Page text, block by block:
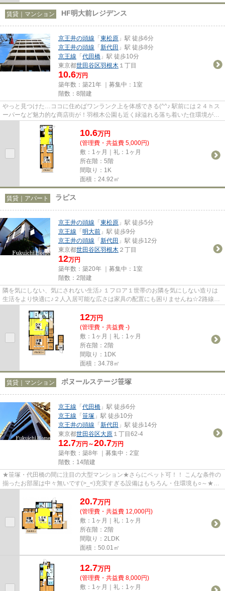
賃貸｜マンション HF明大前レジデンス
京王井の頭線 「東松原 」駅 徒歩6分
京王井の頭線 「新代田 」駅 徒歩8分
京王線 「代田橋 」駅 徒歩10分
東京都世田谷区羽根木 １丁目
10.6万円
築年数：築21年 ｜募集中： 1室
階数：8階建
やっと見つけた…ココに住めばワンランク上を体感できる(^^♪ 駅前には２４ｈス
ーパーなど魅力的な商店街が！羽根木公園も近く緑溢れる落ち着いた住環境が人
気☆ 防犯カメラやTVモニタ付...
10.6万円
(管理費・共益費 5,000円)
敷：1ヶ月｜礼：1ヶ月
所在階：5階
間取り：1K
面積：24.92㎡
賃貸｜アパート ラピス
京王井の頭線 「東松原 」駅 徒歩5分
京王線 「明大前 」駅 徒歩9分
京王井の頭線 「新代田 」駅 徒歩12分
東京都世田谷区羽根木 ２丁目
12万円
築年数：築20年 ｜募集中： 1室
階数：2階建
隣を気にしない、気にされない生活♪ １フロア１世帯のお隣を気にしない造りは
生活をより快適に♪２人入居可能な広さは家具の配置にも困りませんね☆2路線使
える立地は通勤や休日のお出か...
12万円
(管理費・共益費 -)
敷：1ヶ月｜礼：1ヶ月
所在階：2階
間取り：1DK
面積：34.78㎡
賃貸｜マンション ボヌールステージ笹塚
京王線 「代田橋 」駅 徒歩6分
京王線 「笹塚 」駅 徒歩10分
京王井の頭線 「新代田 」駅 徒歩14分
東京都世田谷区大原 １丁目62-4
12.7万円～20.7万円
築年数：築8年 ｜募集中： 2室
階数：14階建
★笹塚・代田橋の間に注目の大型マンション★さらにペット可！！ こんな条件の
揃ったお部屋は中々無いです(>_<)充実すぎる設備はもちろん・住環境も○～★24
時間コールセンターも安...
20.7万円
(管理費・共益費 12,000円)
敷：1ヶ月｜礼：1ヶ月
所在階：2階
間取り：2LDK
面積：50.01㎡
12.7万円
(管理費・共益費 8,000円)
敷：1ヶ月｜礼：1ヶ月